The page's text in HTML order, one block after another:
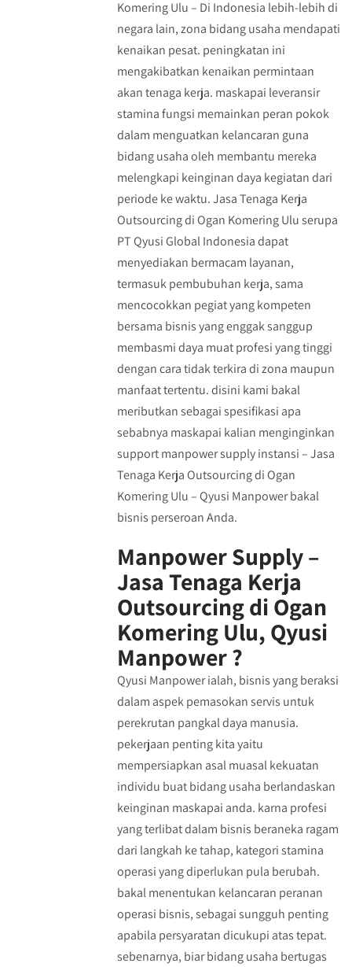
Komering Ulu – Di Indonesia lebih-lebih di
negara lain, zona bidang usaha mendapati
kenaikan pesat. peningkatan ini
mengakibatkan kenaikan permintaan
akan tenaga kerja. maskapai leveransir
stamina fungsi memainkan peran pokok
dalam menguatkan kelancaran guna
bidang usaha oleh membantu mereka
melengkapi keinginan daya kegiatan dari
periode ke waktu. Jasa Tenaga Kerja
Outsourcing di Ogan Komering Ulu serupa
PT Qyusi Global Indonesia dapat
menyediakan bermacam layanan,
termasuk pembubuhan kerja, sama
mencocokkan pegiat yang kompeten
bersama bisnis yang enggak sanggup
membasmi daya muat profesi yang tinggi
dengan cara tidak terkira di zona maupun
manfaat tertentu. disini kami bakal
meributkan sebagai spesifikasi apa
sebabnya maskapai kalian menginginkan
support manpower supply instansi – Jasa
Tenaga Kerja Outsourcing di Ogan
Komering Ulu – Qyusi Manpower bakal
bisnis perseroan Anda.
Manpower Supply –
Jasa Tenaga Kerja
Outsourcing di Ogan
Komering Ulu, Qyusi
Manpower ?
Qyusi Manpower ialah, bisnis yang beraksi
dalam aspek pemasokan servis untuk
perekrutan pangkal daya manusia.
pekerjaan penting kita yaitu
mempersiapkan asal muasal kekuatan
individu buat bidang usaha berlandaskan
keinginan maskapai anda. karna profesi
yang terlibat dalam bisnis beraneka ragam
dari langkah ke tahap, kategori stamina
operasi yang diperlukan pula berubah.
bakal menentukan kelancaran peranan
operasi bisnis, sebagai sungguh penting
apabila persyaratan dicukupi atas tepat.
sebenarnya, biar bidang usaha bertugas